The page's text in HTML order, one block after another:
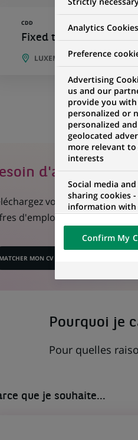
CDD
Fixed term contract -
LUXEMBOURG,
d'aide dans
votre CV en 1 clic,
d'emploi les plus
MATCHER MON CV
(CE
Pourquoi je
Pour quelles
que je souhaite...
Analytics Cookies
Preference
Advertising
us and our
provide you with
personalized or
personalized and
geolocated
more relevant
interests
Social media
sharing cookies
information with
networks and
visualization on
of the content
external website.
Confirm My